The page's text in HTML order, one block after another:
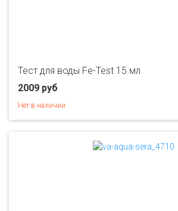
Тест для воды Fe-Test 15 мл
2009 руб
Нет в наличии